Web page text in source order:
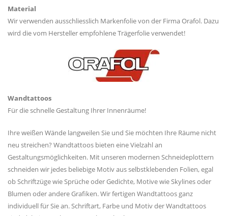
Material
Wir verwenden ausschliesslich Markenfolie von der Firma Orafol. Dazu
wird die vom Hersteller empfohlene Trägerfolie verwendet!
Wandtattoos
Für die schnelle Gestaltung Ihrer Innenräume!
Ihre weißen Wände langweilen Sie und Sie möchten Ihre Räume nicht
neu streichen? Wandtattoos bieten eine Vielzahl an
Gestaltungsmöglichkeiten. Mit unseren modernen Schneideplottern
schneiden wir jedes beliebige Motiv aus selbstklebenden Folien, egal
ob Schriftzüge wie Sprüche oder Gedichte, Motive wie Skylines oder
Blumen oder andere Grafiken. Wir fertigen Wandtattoos ganz
individuell für Sie an. Schriftart, Farbe und Motiv der Wandtattoos